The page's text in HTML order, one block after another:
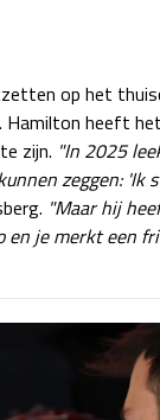
op het
Hamilton heeft
zijn. "In 2025
zeggen: 'Ik
"Maar hij
je merkt een